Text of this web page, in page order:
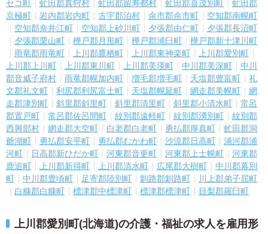
セコ町
虻田郡真狩村 虻田郡留寿都村 虻田郡喜茂別町
虻田郡
京極町
岩内郡岩内町 古宇郡泊村 余市郡余市町
空知郡南幌町
空知郡奈井江町
空知郡上砂川町 夕張郡由仁町
夕張郡長沼町
夕張郡栗山町
樺戸郡月形町 樺戸郡浦臼町
樺戸郡新十津川町
雨竜郡雨竜町
上川郡鷹栖町 上川郡東神楽町
上川郡愛別町
上川郡上川町
上川郡東川町 上川郡美瑛町 中川郡美深町
中川
郡音威子府村
雨竜郡幌加内町 増毛郡増毛町 天塩郡豊富町
礼
文郡礼文町
利尻郡利尻富士町 天塩郡幌延町 網走郡美幌町
網
走郡津別町
斜里郡斜里町 斜里郡清里町 斜里郡小清水町
常呂
郡置戸町
常呂郡佐呂間町 紋別郡遠軽町 紋別郡湧別町
紋別郡
西興部村
網走郡大空町 白老郡白老町 勇払郡厚真町
虻田郡洞
爺湖町
勇払郡安平町 勇払郡むかわ町 沙流郡日高町
浦河郡浦
河町
日高郡新ひだか町 河東郡音更町 河東郡上士幌町
河東郡
鹿追町
上川郡新得町 上川郡清水町 広尾郡大樹町
中川郡幕別
町
中川郡豊頃町 足寄郡陸別町 釧路郡釧路町
川上郡弟子屈町
白糠郡白糠町
標津郡中標津町 標津郡標津町 目梨郡羅臼町
上川郡愛別町(北海道)の介護・福祉の求人を雇用形